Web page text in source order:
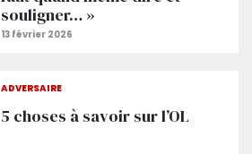
souligner… »
ADVERSAIRE
5 choses à savoir sur l’OL